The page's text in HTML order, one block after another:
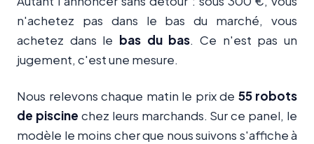
n'achetez pas dans le bas du marché, vous
achetez dans le bas du bas. Ce n'est pas un
jugement, c'est une mesure.
Nous relevons chaque matin le prix de 55 robots
de piscine chez leurs marchands. Sur ce panel, le
modèle le moins cher que nous suivons s'affiche à